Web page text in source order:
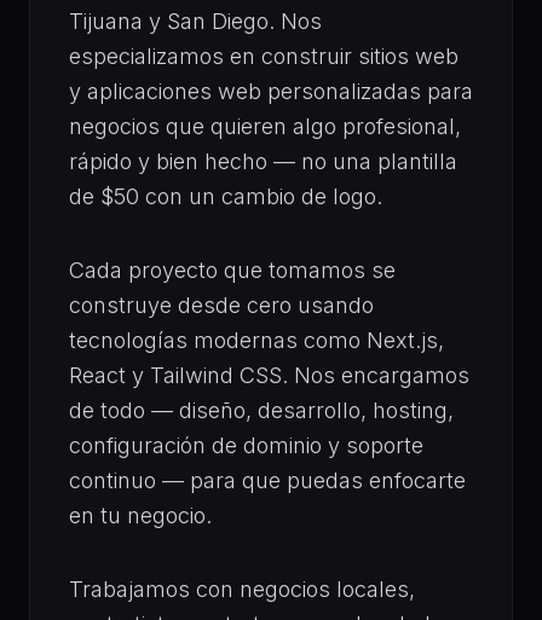
Tijuana y San Diego. Nos
especializamos en construir sitios web
y aplicaciones web personalizadas para
negocios que quieren algo profesional,
rápido y bien hecho — no una plantilla
de $50 con un cambio de logo.
Cada proyecto que tomamos se
construye desde cero usando
tecnologías modernas como Next.js,
React y Tailwind CSS. Nos encargamos
de todo — diseño, desarrollo, hosting,
configuración de dominio y soporte
continuo — para que puedas enfocarte
en tu negocio.
Trabajamos con negocios locales,